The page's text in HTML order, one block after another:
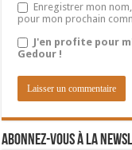
Enregistrer mon
pour mon prochain
J'en profite pour
Gedour !
Abonnez-vous à la